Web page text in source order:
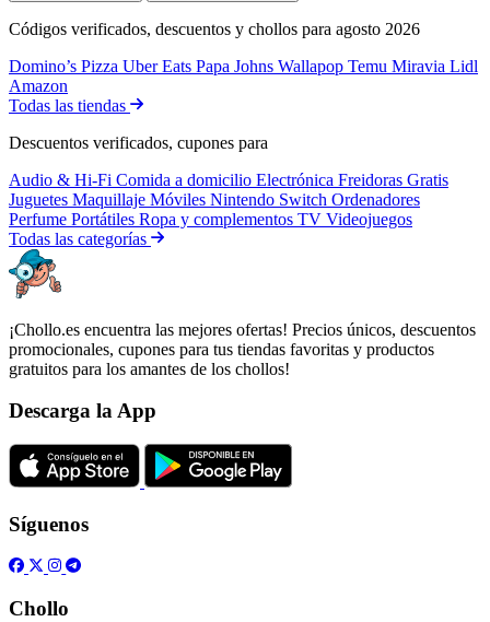
Códigos verificados, descuentos y chollos para agosto 2026
Domino’s Pizza Uber Eats Papa Johns Wallapop Temu Miravia Lidl
Amazon
Todas las tiendas
Descuentos verificados, cupones para
Audio & Hi-Fi Comida a domicilio Electrónica Freidoras Gratis
Juguetes Maquillaje Móviles Nintendo Switch Ordenadores
Perfume Portátiles Ropa y complementos TV Videojuegos
Todas las categorías
¡Chollo.es encuentra las mejores ofertas! Precios únicos, descuentos
promocionales, cupones para tus tiendas favoritas y productos
gratuitos para los amantes de los chollos!
Descarga la App
Síguenos
Chollo